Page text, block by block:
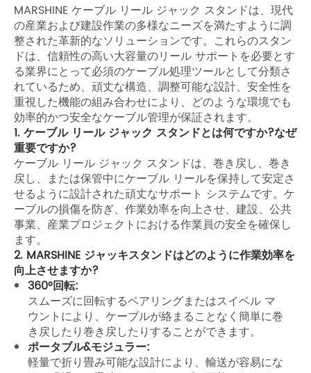
MARSHINE ケーブル リール ジャック スタンドは、現代
の産業および建設作業の多様なニーズを満たすように調
整された革新的なソリューションです。これらのスタン
ドは、信頼性の高い大容量のリール サポートを必要とす
る業界にとって必須のケーブル処理ツールとして分類さ
れているため、頑丈な構造、調整可能な設計、安全性を
重視した機能の組み合わせにより、どのような環境でも
効率的かつ安全なケーブル管理が保証されます。
1. ケーブル リール ジャック スタンドとは何ですか?なぜ
重要ですか?
ケーブル リール ジャック スタンドは、巻き戻し、巻き
戻し、または保管中にケーブル リールを保持して安定さ
せるように設計された頑丈なサポート システムです。ケ
ーブルの損傷を防ぎ、作業効率を向上させ、建設、公共
事業、産業プロジェクトにおける作業員の安全を確保し
ます。
2. MARSHINE ジャッキスタンドはどのように作業効率を
向上させますか?
360°回転:
スムーズに回転するベアリングまたはスイベル マ
ウントにより、ケーブルが絡まることなく簡単に巻
き戻したり巻き戻したりすることができます。
ポータブル&モジュラー:
軽量で折り畳み可能な設計により、輸送が容易にな